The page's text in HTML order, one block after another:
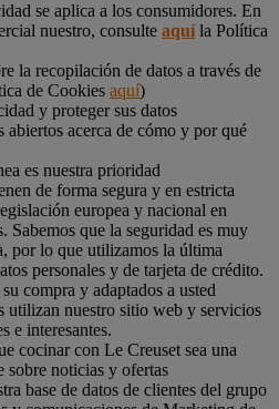
se aplica a los consumidores. En
nuestro, consulte aquíla Política
la recopilación de datos a través de
de Cookies aquí)
y proteger sus datos
abiertos acerca de cómo y por qué
es nuestra prioridad
de forma segura y en estricta
europea y nacional en
Sabemos que la seguridad es muy
por lo que utilizamos la última
personales y de tarjeta de crédito.
compra y adaptados a usted
utilizan nuestro sitio web y servicios
e interesantes.
cocinar con Le Creuset sea una
sobre noticias y ofertas
base de datos de clientes del grupo